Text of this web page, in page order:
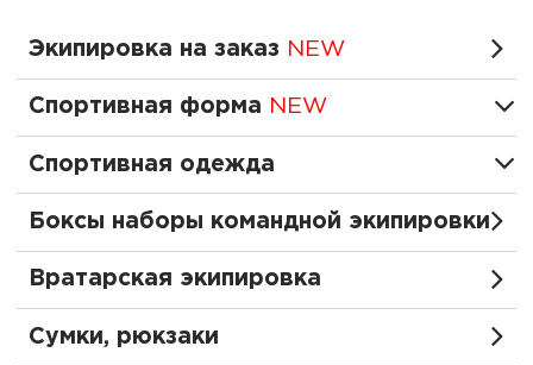
Экипировка на заказ NEW
Спортивная форма NEW
Спортивная одежда
Боксы наборы командной экипировки
Вратарская экипировка
Сумки, рюкзаки